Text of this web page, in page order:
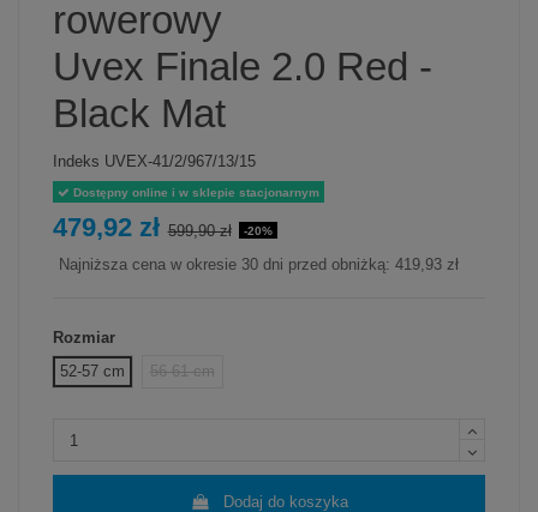
rowerowy
Uvex Finale 2.0 Red -
Black Mat
Indeks UVEX-41/2/967/13/15
Dostępny online i w sklepie stacjonarnym
479,92 zł 599,90 zł -20%
Najniższa cena w okresie 30 dni przed obniżką: 419,93 zł
Rozmiar
52-57 cm
56-61 cm
Dodaj do koszyka